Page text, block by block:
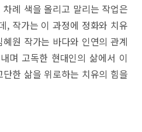
례 색을 올리고 말리는 작업은
, 작가는 이 과정에 정화와 치유
원 작가는 바다와 인연의 관계
며 고독한 현대인의 삶에서 이
한 삶을 위로하는 치유의 힘을